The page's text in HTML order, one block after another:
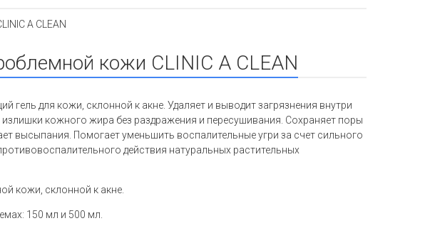
A CLEAN
кожи CLINIC A CLEAN
для кожи, склонной к акне. Удаляет и выводит загрязнения внутри
кожного жира без раздражения и пересушивания. Сохраняет поры
высыпания. Помогает уменьшить воспалительные угри за счет сильного
действия натуральных растительных
кожи, склонной к акне.
150 мл и 500 мл.